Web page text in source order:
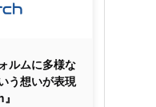
ルムに多様な
う想いが表現